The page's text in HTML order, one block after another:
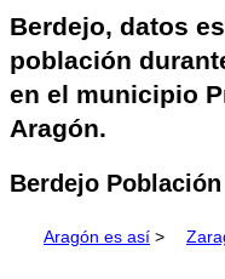
Berdejo, datos
población
en el municipio
Aragón.
Berdejo Población
Aragón es así >